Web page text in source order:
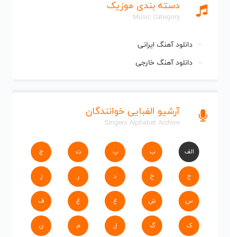
دسته بندی موزیک
Music Category
دانلود آهنگ ایرانی
دانلود آهنگ خارجی
آرشیو الفبایی خوانندگان
Singers Alphabet Archive
الف ب پ ت ج
ح خ د ر ز
س ش ع غ ف
ک گ ل م ن